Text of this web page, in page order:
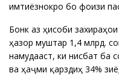
имтиёзнокро бо фоизи
Бонк аз ҳисоби
ҳазор муштарӣ 1,4 млрд.
намудааст, ки нисбат ба
ва ҳаҷми қарздиҳӣ 34%